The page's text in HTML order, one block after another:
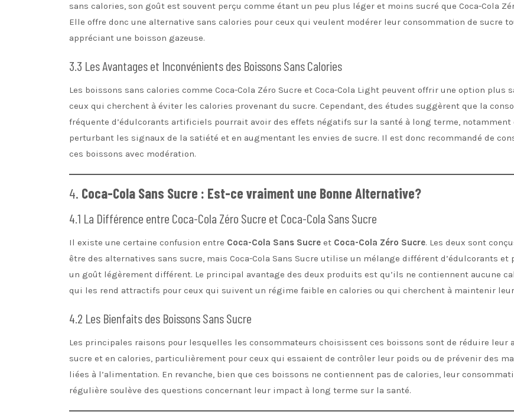
sans calories, son goût est souvent perçu comme étant un peu plus léger et moins sucré que Coca-Cola
Elle offre donc une alternative sans calories pour ceux qui veulent modérer leur consommation de sucre
appréciant une boisson gazeuse.
3.3 Les Avantages et Inconvénients des Boissons Sans Calories
Les boissons sans calories comme Coca-Cola Zéro Sucre et Coca-Cola Light peuvent offrir une option plus
ceux qui cherchent à éviter les calories provenant du sucre. Cependant, des études suggèrent que la
fréquente d’édulcorants artificiels pourrait avoir des effets négatifs sur la santé à long terme, notamment
perturbant les signaux de la satiété et en augmentant les envies de sucre. Il est donc recommandé de
ces boissons avec modération.
4. Coca-Cola Sans Sucre : Est-ce vraiment une Bonne Alternative?
4.1 La Différence entre Coca-Cola Zéro Sucre et Coca-Cola Sans Sucre
Il existe une certaine confusion entre Coca-Cola Sans Sucre et Coca-Cola Zéro Sucre. Les deux sont
être des alternatives sans sucre, mais Coca-Cola Sans Sucre utilise un mélange différent d’édulcorants et
un goût légèrement différent. Le principal avantage des deux produits est qu’ils ne contiennent aucune
qui les rend attractifs pour ceux qui suivent un régime faible en calories ou qui cherchent à maintenir
4.2 Les Bienfaits des Boissons Sans Sucre
Les principales raisons pour lesquelles les consommateurs choisissent ces boissons sont de réduire leur
sucre et en calories, particulièrement pour ceux qui essaient de contrôler leur poids ou de prévenir des
liées à l’alimentation. En revanche, bien que ces boissons ne contiennent pas de calories, leur
régulière soulève des questions concernant leur impact à long terme sur la santé.